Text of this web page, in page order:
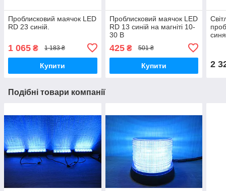
Проблисковий маячок LED
RD 23 синій.
1 065 ₴ 1 183 ₴
Купити
Проблисковий маячок LED
RD 13 синій на магніті 10-
30 В
425₴ 501 ₴
Купити 2
Подібні товари компанії